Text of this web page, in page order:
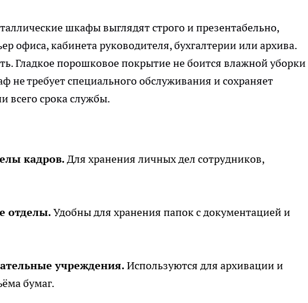
шкафывыглядят строго и презентабельно,
офиса, кабинета руководителя, бухгалтерии или архива.
Гладкое порошковое покрытие не боится влажной уборки
не требует специального обслуживания и сохраняет
всего срока службы.
кадров.Для хранения личных дел сотрудников,
отделы.Удобны для хранения папок с документацией и
учреждения.Используются для архивации и
бумаг.